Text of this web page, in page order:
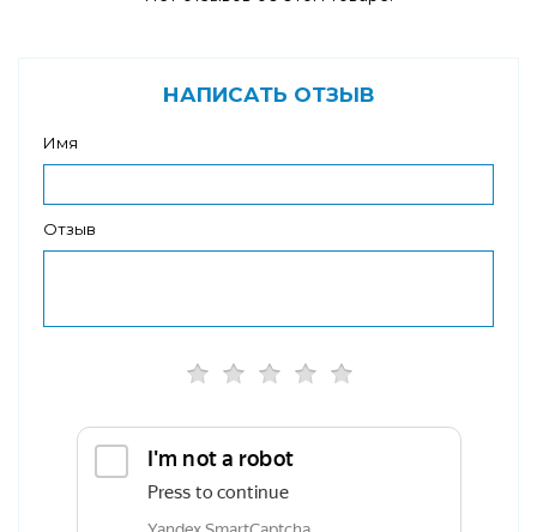
НАПИСАТЬ ОТЗЫВ
Имя
Отзыв